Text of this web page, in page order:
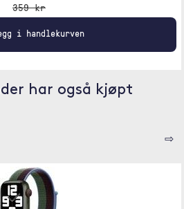
359 kr
i handlekurven
har også kjøpt
⇨